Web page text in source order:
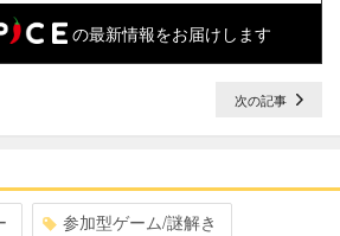
の最新情報をお届けします
次の記事
参加型ゲーム/謎解き